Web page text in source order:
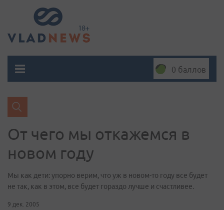
0 баллов
От чего мы откажемся в
новом году
Мы как дети: упорно верим, что уж в новом-то году все будет
не так, как в этом, все будет гораздо лучше и счастливее.
9 дек. 2005